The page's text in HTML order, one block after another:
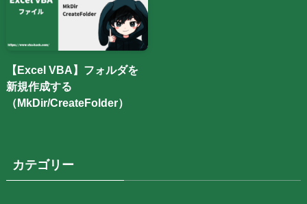
【Excel VBA】フォルダを
新規作成する
（MkDir/CreateFolder）
カテゴリー